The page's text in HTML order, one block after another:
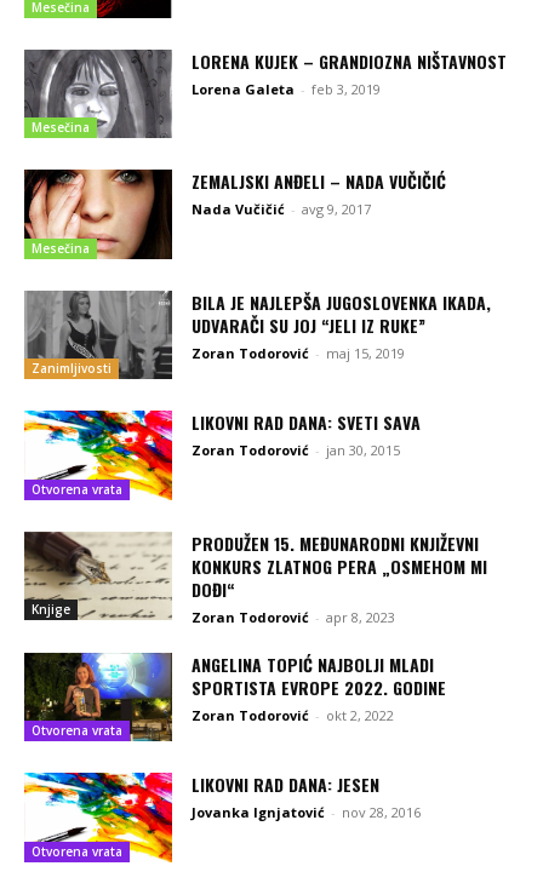
Mesečina
Mesečina
LORENA KUJEK – GRANDIOZNA NIŠTAVNOST
Lorena Galeta - feb 3, 2019
Mesečina
ZEMALJSKI ANĐELI – NADA VUČIČIĆ
Nada Vučičić - avg 9, 2017
Zanimljivosti
BILA JE NAJLEPŠA JUGOSLOVENKA IKADA,
UDVARAČI SU JOJ “JELI IZ RUKE”
Zoran Todorović - maj 15, 2019
Otvorena vrata
LIKOVNI RAD DANA: SVETI SAVA
Zoran Todorović - jan 30, 2015
Knjige
PRODUŽEN 15. MEĐUNARODNI KNJIŽEVNI
KONKURS ZLATNOG PERA „OSMEHOM MI
DOĐI“
Zoran Todorović - apr 8, 2023
Otvorena vrata
ANGELINA TOPIĆ NAJBOLJI MLADI
SPORTISTA EVROPE 2022. GODINE
Zoran Todorović - okt 2, 2022
Otvorena vrata
LIKOVNI RAD DANA: JESEN
Jovanka Ignjatović - nov 28, 2016